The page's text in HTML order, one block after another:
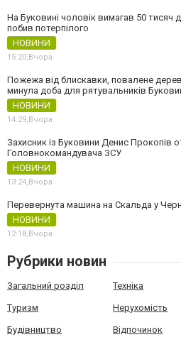
На Буковині чоловік вимагав 50 тисяч
побив потерпілого
НОВИНИ
15:20, Вчора
Пожежа від блискавки, повалене
минула доба для рятувальників
НОВИНИ
14:29, Вчора
Захисник із Буковини Денис Прокопів
Головнокомандувача ЗСУ
НОВИНИ
13:24, Вчора
Перевернута машина на Скальда у
НОВИНИ
12:18, Вчора
Рубрики новин
Загальний розділ Техніка
Туризм Нерухомість
Будівництво Відпочинок